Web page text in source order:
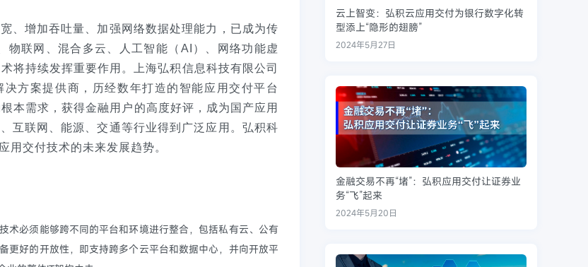
、增加吞吐量、加强网络数据处理能力，已成为传
联网、混合多云、人工智能（AI）、网络功能虚
将持续发挥重要作用。上海弘积信息科技有限公司
决方案提供商，历经数年打造的智能应用交付平台
本需求，获得金融用户的高度好评，成为国产应用
互联网、能源、交通等行业得到广泛应用。弘积科
用交付技术的未来发展趋势。
术必须能够跨不同的平台和环境进行整合，包括私有云、公有
更好的开放性，即支持跨多个云平台和数据中心，并向开放平
云上智变：弘积云应用交付为银行数字化转
型添上“隐形的翅膀”
2024年5月27日
金融交易不再“堵”：弘积应用交付让证券业
务“飞”起来
2024年5月20日